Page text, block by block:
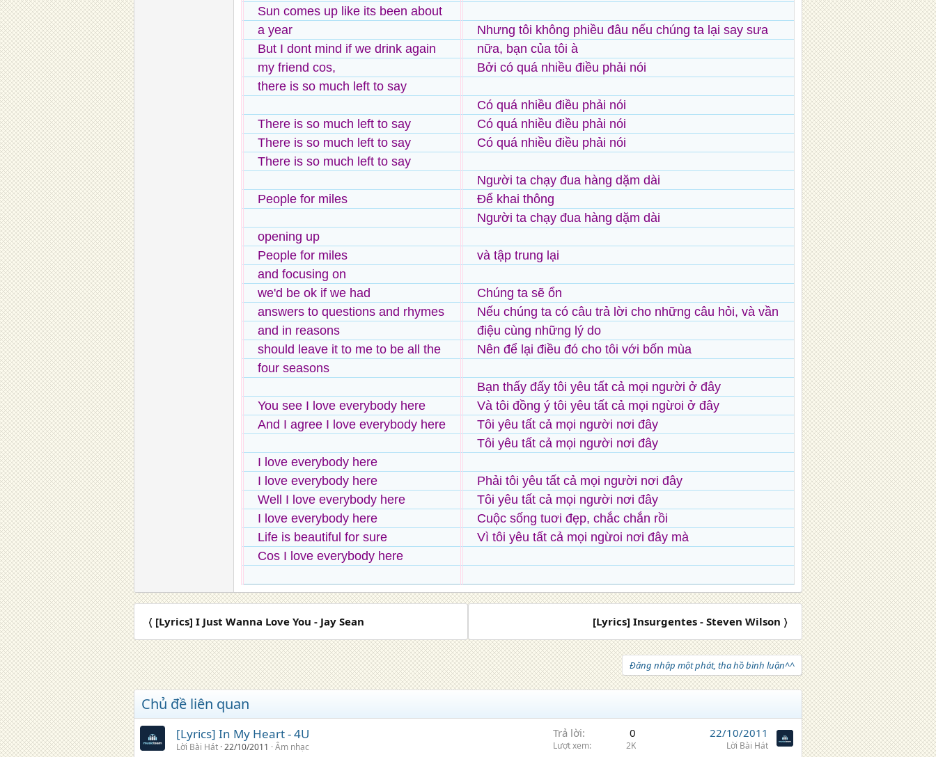
Sun comes up like its been about
a year
But I dont mind if we drink again
my friend cos,
there is so much left to say
There is so much left to say
There is so much left to say
There is so much left to say
People for miles
opening up
People for miles
and focusing on
we'd be ok if we had
answers to questions and rhymes
and in reasons
should leave it to me to be all the
four seasons
You see I love everybody here
And I agree I love everybody here
I love everybody here
I love everybody here
Well I love everybody here
I love everybody here
Life is beautiful for sure
Cos I love everybody here
Nhưng tôi không phiều đâu nếu chúng ta lại say sưa
nữa, bạn của tôi à
Bởi có quá nhiều điều phải nói
Có quá nhiều điều phải nói
Có quá nhiều điều phải nói
Có quá nhiều điều phải nói
Người ta chạy đua hàng dặm dài
Để khai thông
Người ta chạy đua hàng dặm dài
và tập trung lại
Chúng ta sẽ ổn
Nếu chúng ta có câu trả lời cho những câu hỏi, và vần
điệu cùng những lý do
Nên để lại điều đó cho tôi với bốn mùa
Bạn thấy đấy tôi yêu tất cả mọi người ở đây
Và tôi đồng ý tôi yêu tất cả mọi ngừoi ở đây
Tôi yêu tất cả mọi người nơi đây
Tôi yêu tất cả mọi người nơi đây
Phải tôi yêu tất cả mọi người nơi đây
Tôi yêu tất cả mọi người nơi đây
Cuộc sống tuơi đẹp, chắc chắn rồi
Vì tôi yêu tất cả mọi ngừoi nơi đây mà
〈 [Lyrics] I Just Wanna Love You - Jay Sean [Lyrics] Insurgentes - Steven Wilson 〉
Đăng nhập một phát, tha hồ bình luận^^
Chủ đề liên quan
[Lyrics] In My Heart - 4U
Lời Bài Hát 22/10/2011 Âm nhạc
Trả lời 0
Lượt xem 2K
22/10/2011
Lời Bài Hát